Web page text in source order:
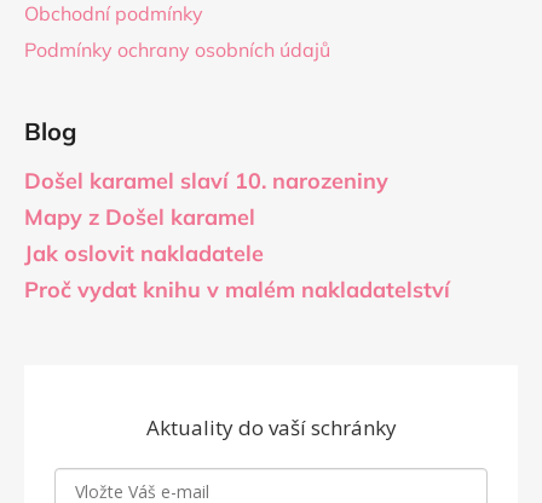
Obchodní podmínky
Podmínky ochrany osobních údajů
Blog
Došel karamel slaví 10. narozeniny
Mapy z Došel karamel
Jak oslovit nakladatele
Proč vydat knihu v malém nakladatelství
Aktuality do vaší schránky